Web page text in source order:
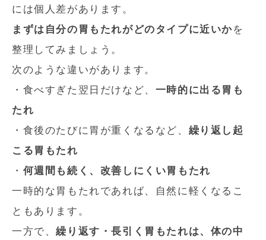
には個人差があります。
まずは自分の胃もたれがどのタイプに近いかを
整理してみましょう。
次のような違いがあります。
・食べすぎた翌日だけなど、 一時的に出る胃も
たれ
・食後のたびに胃が重くなるなど、 繰り返し起
こる胃もたれ
・ 何週間も続く、改善しにくい胃もたれ
一時的な胃もたれであれば、自然に軽くなるこ
ともあります。
一方で、繰り返す・長引く胃もたれは、体の中